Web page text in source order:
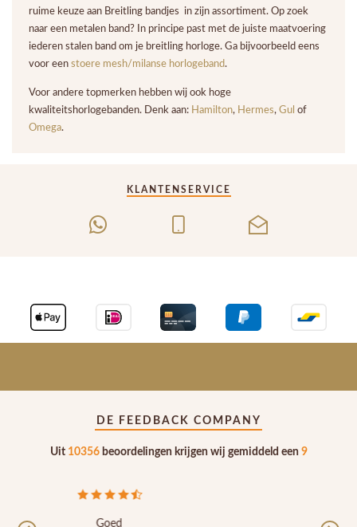
ruime keuze aan Breitling bandjes in zijn assortiment. Op zoek
naar een metalen band? In principe past met de juiste maatvoering
iederen stalen band om je breitling horloge. Ga bijvoorbeeld eens
voor een stoere mesh/milanse horlogeband.
Voor andere topmerken hebben wij ook hoge
kwaliteitshorlogebanden. Denk aan: Hamilton, Hermes, Gul of
Omega.
KLANTENSERVICE
DE FEEDBACK COMPANY
Uit 10356beoordelingen krijgen wij gemiddeld een 9